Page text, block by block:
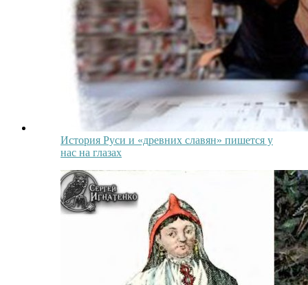
История Руси и «древних славян» пишется у
нас на глазах